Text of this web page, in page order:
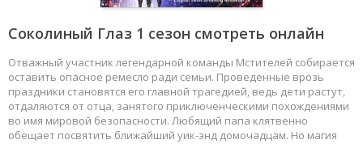
Соколиный Глаз 1 сезон смотреть онлайн
Отважный участник легендарной команды Мстителей собирается
оставить опасное ремесло ради семьи. Проведенные врозь
праздники становятся его главной трагедией, ведь дети растут,
отдаляются от отца, занятого приключенческими похождениями
во имя мировой безопасности. Любящий папа клятвенно
обещает посвятить ближайший уик-энд домочадцам. Но магия